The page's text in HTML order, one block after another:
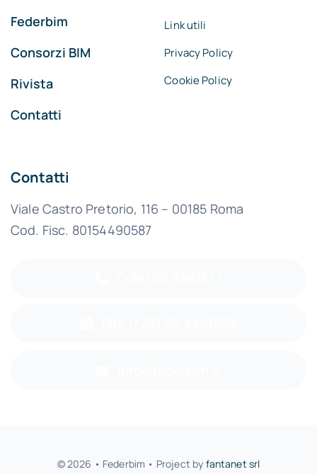
Federbim
Consorzi BIM
Rivista
Contatti
Link utili
Privacy Policy
Cookie Policy
Contatti
Viale Castro Pretorio, 116 – 00185 Roma
Cod. Fisc. 80154490587
© 2026 • Federbim • Project by fantanet srl